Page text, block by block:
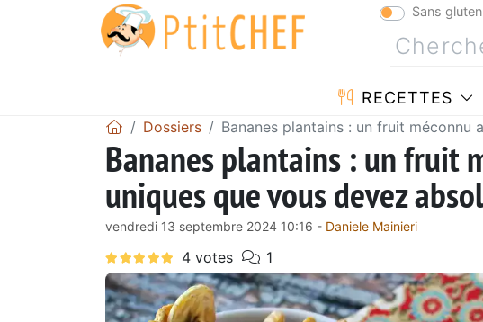
Sans gluten
RECETTES
Dossiers Bananes plantains : un fruit méconnu
Bananes plantains : un fruit
uniques que vous devez
vendredi 13 septembre 2024 10:16 - Daniele Mainieri